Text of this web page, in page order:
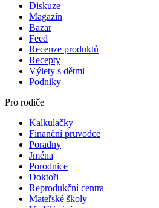
Diskuze
Magazín
Bazar
Feed
Recenze produktů
Recepty
Výlety s dětmi
Podniky
Pro rodiče
Kalkulačky
Finanční průvodce
Poradny
Jména
Porodnice
Doktoři
Reprodukční centra
Mateřské školy